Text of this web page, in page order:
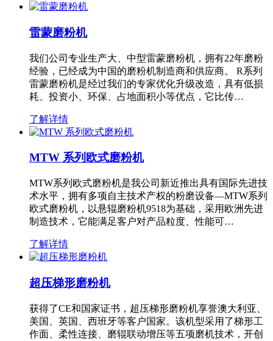
雷蒙磨粉机
我们公司专业生产大、中型雷蒙磨粉机，拥有22年磨粉
经验，已经成为中国的磨粉机制造商和供应商。 R系列
雷蒙磨粉机是经过我们的专家优化升级改造，具有低损
耗、投资小、环保、占地面积小等优点，它比传…
了解详情
MTW 系列欧式磨粉机
MTW系列欧式磨粉机是我公司新近推出具有国际先进技
术水平，拥有多项自主技术产权的粉磨设备—MTW系列
欧式磨粉机，以悬辊磨粉机9518为基础，采用欧洲先进
制造技术，它能满足客户对产品粒度、性能可…
了解详情
超压梯形磨粉机
获得了CE和国家证书，超压梯形磨粉机享誉澳大利亚、
美国、英国、西班牙等客户国家。该机型采用了梯形工
作面、柔性连接、磨辊联动增压等五项磨机技术，开创